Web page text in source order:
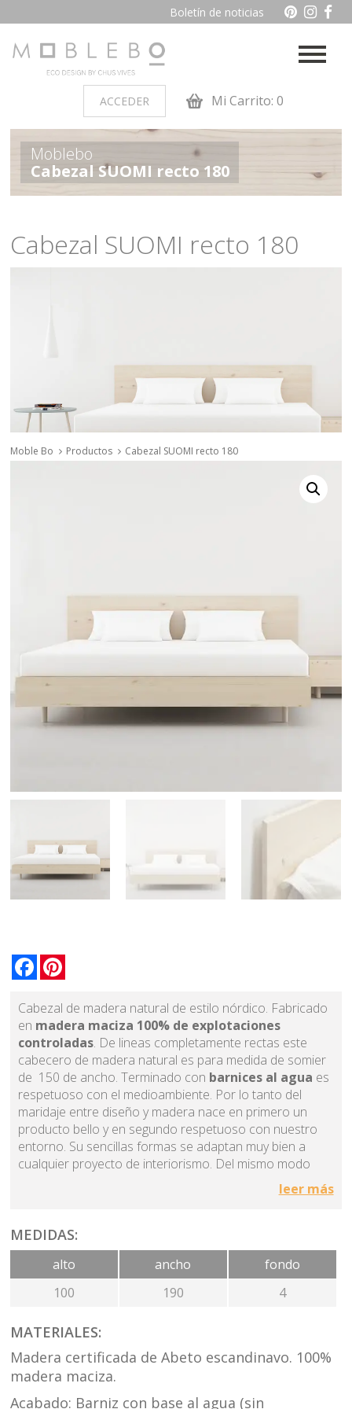
Boletín de noticias
ACCEDER Mi Carrito: 0
PRODUCTOS POR AMBIENTES
Auxiliares Baño
Moblebo
Cabezal SUOMI recto 180
Cabezal SUOMI recto 180
Moble Bo Productos Cabezal SUOMI recto 180
Facebook
Cabezal de madera natural de estilo nórdico. Fabricado
en madera maciza 100% de explotaciones
controladas. De lineas completamente rectas este
cabecero de madera natural es para medida de somier
de 150 de ancho. Terminado con barnices al agua es
respetuoso con el medioambiente. Por lo tanto del
maridaje entre diseño y madera nace en primero un
producto bello y en segundo respetuoso con nuestro
entorno. Su sencillas formas se adaptan muy bien a
cualquier proyecto de interiorismo. Del mismo modo
La madera escandinava de este cabezal de madera
natural con nudos transmite bienestar y naturalidad en
el dormitorio. En consecuencia se consigue un mejor
descanso. Cabe destacar que dentro de la misma
colección de dormitorio puede completar el resto de las
cajones, xinfonier con 4 cajones, cómodas de
También damos la opción de fabricarlo en madera sin
nudos para todas aquellas personas que no les
seduzcan y prefieran una madera lisa.
leer más
MEDIDAS:
alto
100
ancho
190
fondo
4
MATERIALES:
Madera certificada de Abeto escandinavo. 100%
madera maciza.
Acabado: Barniz con base al agua (sin